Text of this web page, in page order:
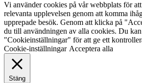
Vi använder cookies på vår webbplats för
relevanta upplevelsen genom att komma
upprepade besök. Genom att klicka på
du till användningen av alla cookies. Du
"Cookieinställningar" för att ge ett
Cookie-inställningar Acceptera alla
Stäng